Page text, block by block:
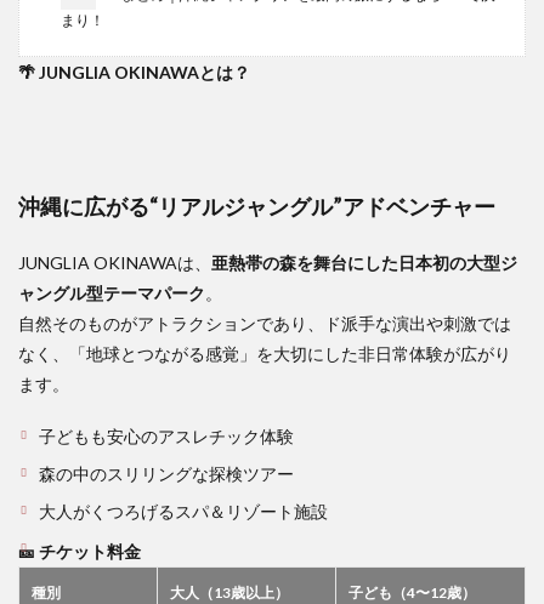
まり！
🌴 JUNGLIA OKINAWAとは？
沖縄に広がる“リアルジャングル”アドベンチャー
JUNGLIA OKINAWAは、 亜熱帯の森を舞台にした日本初の大型ジ
ャングル型テーマパーク 。
自然そのものがアトラクションであり、ド派手な演出や刺激では
なく、「地球とつながる感覚」を大切にした非日常体験が広がり
ます。
子どもも安心のアスレチック体験
森の中のスリリングな探検ツアー
大人がくつろげるスパ＆リゾート施設
🎫 チケット料金
種別 大人（13歳以上） 子ども（4〜12歳）